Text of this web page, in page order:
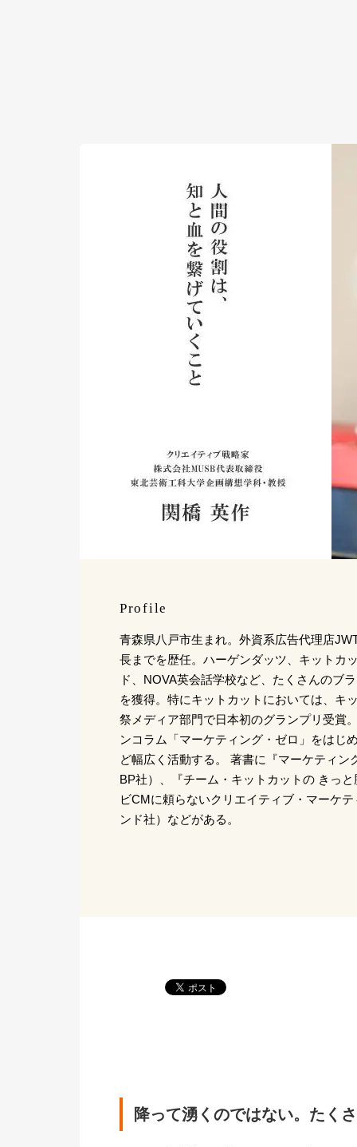
Profile
青森県八戸市生まれ。外資系広告代理店
長までを歴任。ハーゲンダッツ、キットカ
ド、NOVA英会話学校など、たくさんのブ
を獲得。特にキットカットにおいては、キ
祭メディア部門で日本初のグランプリ受賞
ンコラム「マーケティング・ゼロ」をはじ
ど幅広く活動する。 著書に『マーケティン
BP社）、『チーム・キットカットの きっ
ビCMに頼らないクリエイティブ・マーケ
ンド社）などがある。
降って湧くのではない。たく